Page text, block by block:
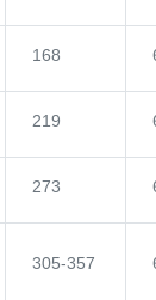
168
219
273
305-357